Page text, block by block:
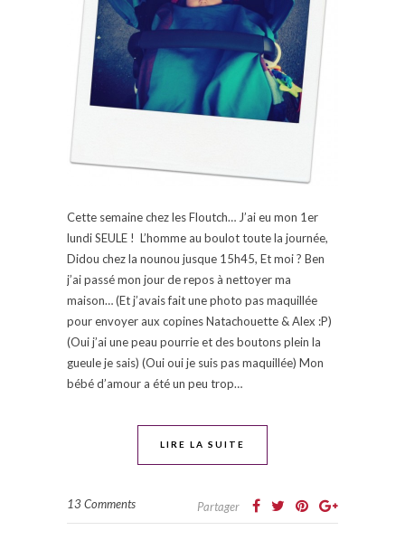
Cette semaine chez les Floutch… J’ai eu mon 1er
lundi SEULE ! L’homme au boulot toute la journée,
Didou chez la nounou jusque 15h45, Et moi ? Ben
j’ai passé mon jour de repos à nettoyer ma
maison… (Et j’avais fait une photo pas maquillée
pour envoyer aux copines Natachouette & Alex :P)
(Oui j’ai une peau pourrie et des boutons plein la
gueule je sais) (Oui oui je suis pas maquillée) Mon
bébé d’amour a été un peu trop…
LIRE LA SUITE
13 Comments Partager